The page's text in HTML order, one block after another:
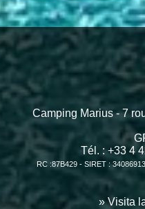
Camping Marius - 7
Tél. : +33 4
RC :87B429 - SIRET :
» Visita